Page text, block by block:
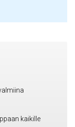
kaikille